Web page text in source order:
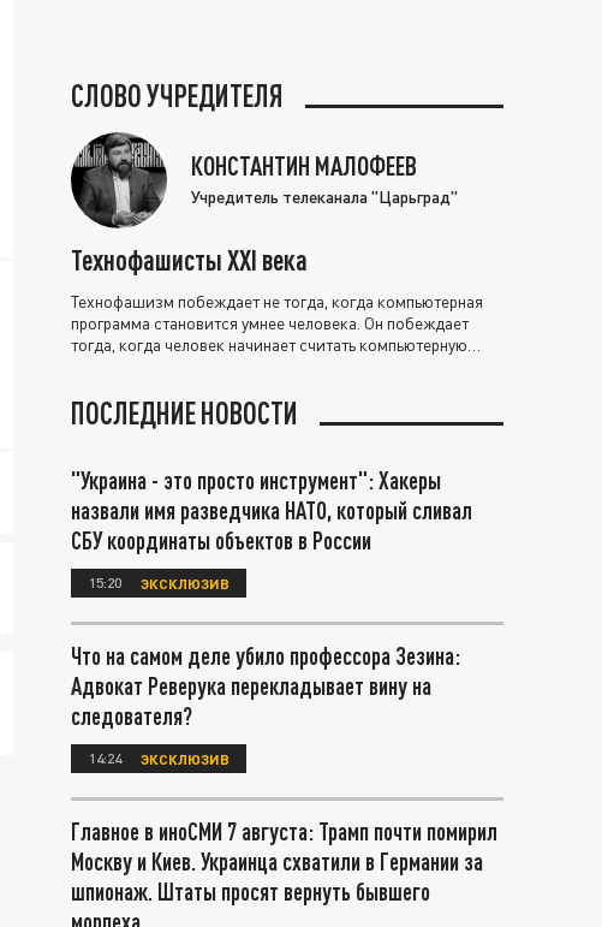
СЛОВО УЧРЕДИТЕЛЯ
КОНСТАНТИН МАЛОФЕЕВ
Учредитель телеканала "Царьград"
Технофашисты XXI века
Технофашизм побеждает не тогда, когда компьютерная
программа становится умнее человека. Он побеждает
тогда, когда человек начинает считать компьютерную
ПОСЛЕДНИЕ НОВОСТИ
"Украина - это просто инструмент": Хакеры
назвали имя разведчика НАТО, который сливал
СБУ координаты объектов в России
15:20 ЭКСКЛЮЗИВ
Что на самом деле убило профессора Зезина:
Адвокат Реверука перекладывает вину на
следователя?
14:24 ЭКСКЛЮЗИВ
Главное в иноСМИ 7 августа: Трамп почти помирил
Москву и Киев. Украинца схватили в Германии за
шпионаж. Штаты просят вернуть бывшего